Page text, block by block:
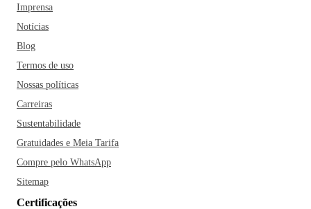
Imprensa
Notícias
Blog
Termos de uso
Nossas políticas
Carreiras
Sustentabilidade
Gratuidades e Meia Tarifa
Compre pelo WhatsApp
Sitemap
Certificações